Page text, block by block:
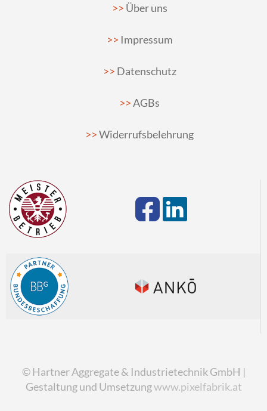
Über uns
Impressum
Datenschutz
AGBs
Widerrufsbelehrung
© Hartner Aggregate & Industrietechnik GmbH |
Gestaltung und Umsetzungwww.pixelfabrik.at